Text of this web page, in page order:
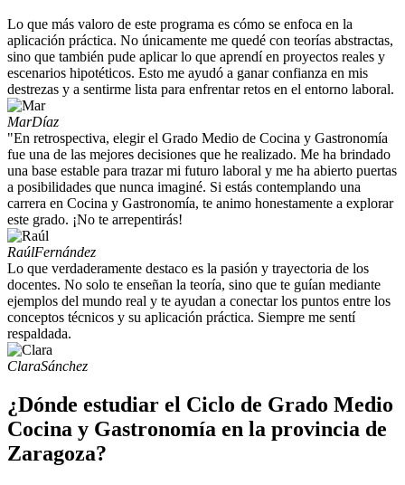
Lo que más valoro de este programa es cómo se enfoca en la
aplicación práctica. No únicamente me quedé con teorías abstractas,
sino que también pude aplicar lo que aprendí en proyectos reales y
escenarios hipotéticos. Esto me ayudó a ganar confianza en mis
destrezas y a sentirme lista para enfrentar retos en el entorno laboral.
MarDíaz
"En retrospectiva, elegir el Grado Medio de Cocina y Gastronomía
fue una de las mejores decisiones que he realizado. Me ha brindado
una base estable para trazar mi futuro laboral y me ha abierto puertas
a posibilidades que nunca imaginé. Si estás contemplando una
carrera en Cocina y Gastronomía, te animo honestamente a explorar
este grado. ¡No te arrepentirás!
RaúlFernández
Lo que verdaderamente destaco es la pasión y trayectoria de los
docentes. No solo te enseñan la teoría, sino que te guían mediante
ejemplos del mundo real y te ayudan a conectar los puntos entre los
conceptos técnicos y su aplicación práctica. Siempre me sentí
respaldada.
ClaraSánchez
¿Dónde estudiar el Ciclo de Grado Medio
Cocina y Gastronomía en la provincia de
Zaragoza?